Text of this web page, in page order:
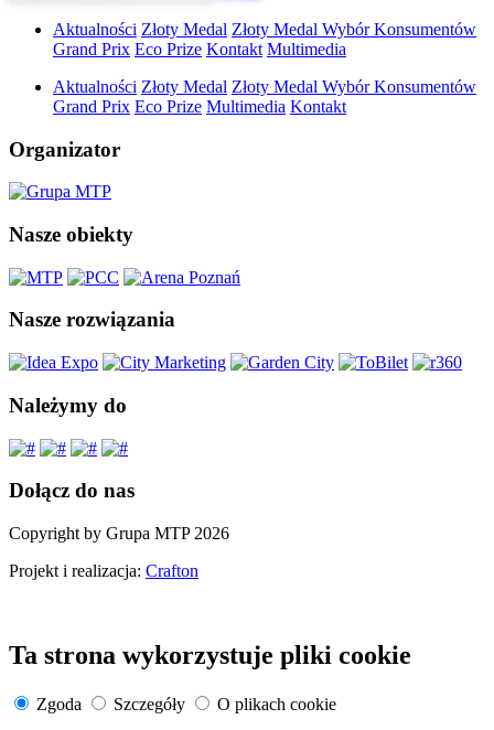
Aktualności Złoty Medal Złoty Medal Wybór Konsumentów
Grand Prix Eco Prize Kontakt Multimedia
Aktualności Złoty Medal Złoty Medal Wybór Konsumentów
Grand Prix Eco Prize Multimedia Kontakt
Organizator
Nasze obiekty
Nasze rozwiązania
Należymy do
Dołącz do nas
Copyright by Grupa MTP 2026
Projekt i realizacja: Crafton
Ta strona wykorzystuje pliki cookie
Zgoda Szczegóły
O plikach cookie